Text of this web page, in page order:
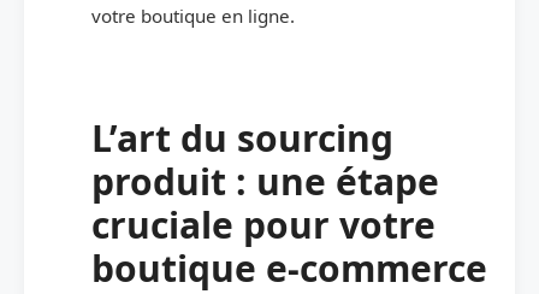
votre boutique en ligne.
L’art du sourcing
produit : une étape
cruciale pour votre
boutique e-commerce